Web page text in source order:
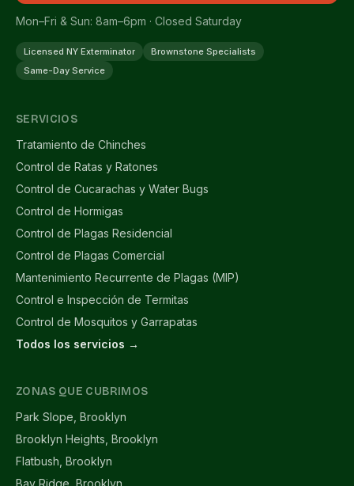
Mon–Fri & Sun: 8am–6pm · Closed Saturday
Licensed NY Exterminator
Brownstone Specialists
Same-Day Service
SERVICIOS
Tratamiento de Chinches
Control de Ratas y Ratones
Control de Cucarachas y Water Bugs
Control de Hormigas
Control de Plagas Residencial
Control de Plagas Comercial
Mantenimiento Recurrente de Plagas (MIP)
Control e Inspección de Termitas
Control de Mosquitos y Garrapatas
Todos los servicios →
ZONAS QUE CUBRIMOS
Park Slope, Brooklyn
Brooklyn Heights, Brooklyn
Flatbush, Brooklyn
Bay Ridge, Brooklyn